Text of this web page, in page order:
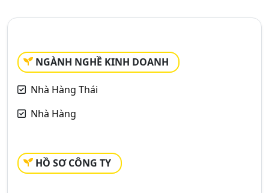
NGÀNH NGHỀ KINH DOANH
Nhà Hàng Thái
Nhà Hàng
HỒ SƠ CÔNG TY